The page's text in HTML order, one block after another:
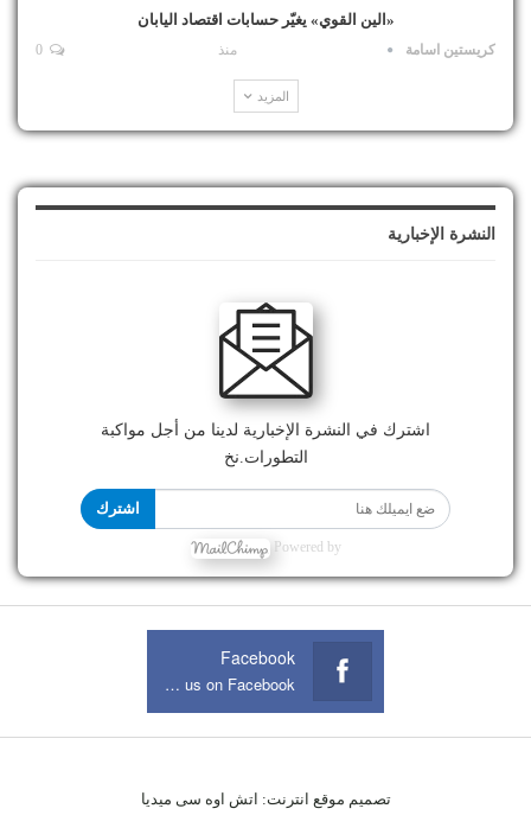
«الين القوي» يغيّر حسابات اقتصاد اليابان
كريستين اسامة منذ
المزيد
النشرة الإخبارية
اشترك في النشرة الإخبارية لدينا من أجل مواكبة
التطورات.نخ
اشترك
Powered by
Facebook
Join us on Facebook
تصميم موقع انترنت: اتش اوه سى ميديا